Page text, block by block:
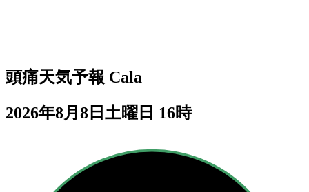
頭痛天気予報 Cala
2026年8月8日土曜日 16時